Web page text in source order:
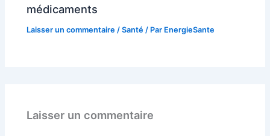
médicaments
Laisser un commentaire /Santé / Par EnergieSante
Laisser un commentaire